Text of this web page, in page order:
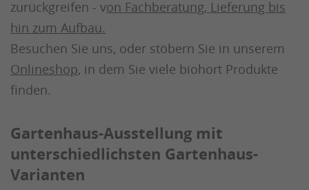
zurückgreifen - von Fachberatung, Lieferung bis
hin zum Aufbau.
Besuchen Sie uns, oder stöbern Sie in unserem
Onlineshop, in dem Sie viele biohort Produkte
finden.
Gartenhaus-Ausstellung mit
unterschiedlichsten Gartenhaus-
Varianten